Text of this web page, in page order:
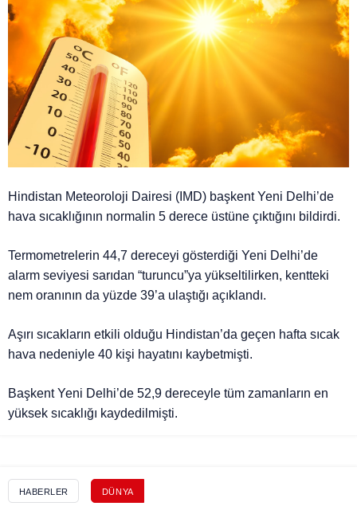
Hindistan Meteoroloji Dairesi (IMD) başkent Yeni Delhi’de
hava sıcaklığının normalin 5 derece üstüne çıktığını bildirdi.
Termometrelerin 44,7 dereceyi gösterdiği Yeni Delhi’de
alarm seviyesi sarıdan “turuncu”ya yükseltilirken, kentteki
nem oranının da yüzde 39’a ulaştığı açıklandı.
Aşırı sıcakların etkili olduğu Hindistan’da geçen hafta sıcak
hava nedeniyle 40 kişi hayatını kaybetmişti.
Başkent Yeni Delhi’de 52,9 dereceyle tüm zamanların en
yüksek sıcaklığı kaydedilmişti.
HABERLER DÜNYA